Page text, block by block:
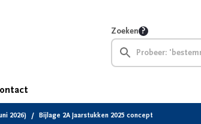
Zoeken
2026) Bijlage 2A Jaarstukken 2025 concept